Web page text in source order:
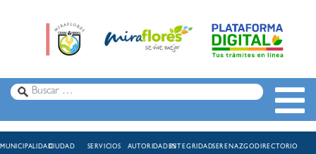
MUNICIPALIDADCIUDAD SERVICIOS AUTORIDADESINTEGRIDADSERENAZGODIRECTORIO